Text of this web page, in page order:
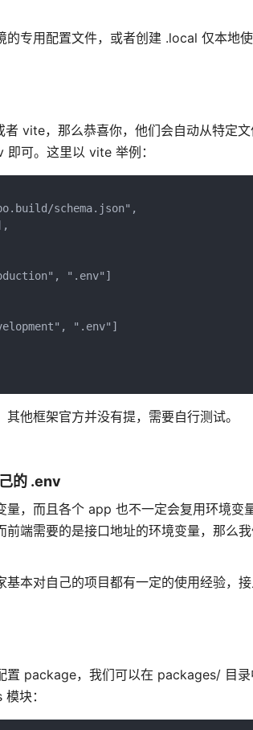
专用配置文件，或者创建 .local 仅本地使
vite，那么恭喜你，他们会自动从特定
可。这里以 vite 举例：
schema.json",
".env"]
".env"]
他框架官方并没有提，需要自行测试。
的 .env
量，而且各个 app 也不一定会复用环境
前端需要的是接口地址的环境变量，那么
本对自己的项目都有一定的使用经验，接
package，我们可以在 packages/ 目
块：